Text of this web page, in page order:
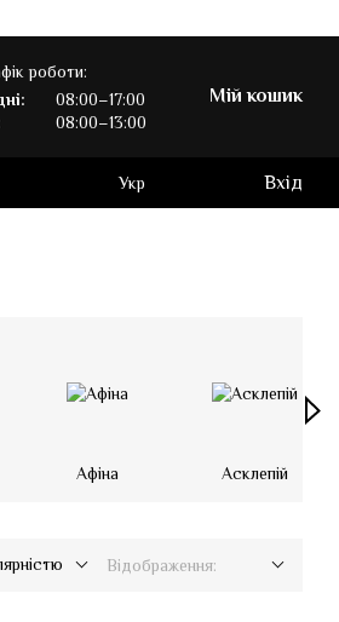
роботи:
08:00–17:00
08:00–13:00
Мій кошик
Укр Вхід
Афіна Асклепій
Відображення: